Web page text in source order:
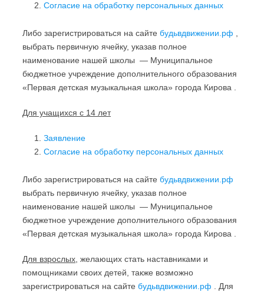
Согласие на обработку персональных данных
Либо зарегистрироваться на сайте будьвдвижении.рф
выбрать первичную ячейку, указав полное
наименование нашей школы — Муниципальное
бюджетное учреждение дополнительного образования
«Первая детская музыкальная школа» города Кирова .
Для учащихся с 14 лет
Заявление
Согласие на обработку персональных данных
Либо зарегистрироваться на сайте будьвдвижении.рф
выбрать первичную ячейку, указав полное
наименование нашей школы — Муниципальное
бюджетное учреждение дополнительного образования
«Первая детская музыкальная школа» города Кирова .
Для взрослых, желающих стать наставниками и
помощниками своих детей, также возможно
зарегистрироваться на сайте будьвдвижении.рф . Для